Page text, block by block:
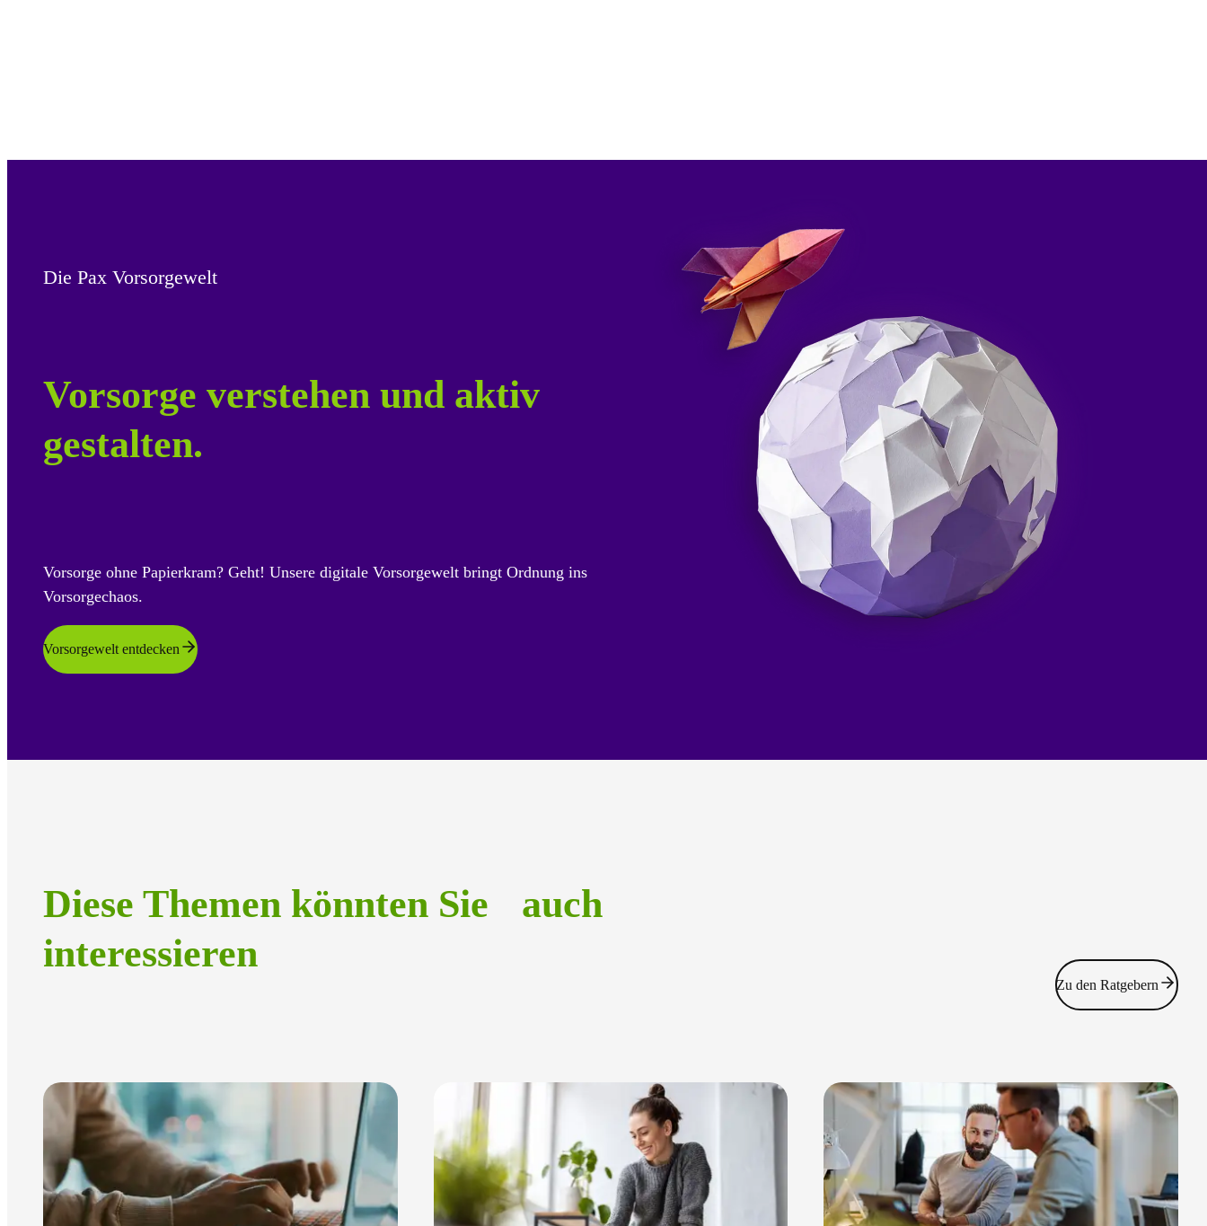
Die Pax Vorsorgewelt
Vorsorge verstehen und aktiv
gestalten.
Vorsorge ohne Papierkram? Geht! Unsere digitale Vorsorgewelt bringt Ordnung ins
Vorsorgechaos.
Vorsorgewelt entdecken
Diese Themen könnten Sie auch
interessieren
Zu den Ratgebern